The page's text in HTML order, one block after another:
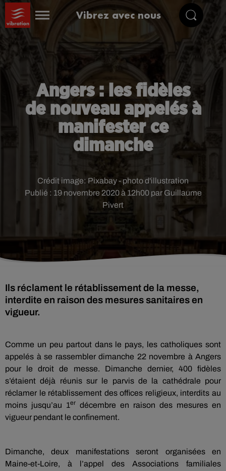
Vibrez avec nous
Angers : les fidèles
de nouveau appelés à
manifester ce
dimanche
Publié : 19 novembre 2020 à 12h00 par Guillaume
Pivert
Crédit image: Pixabay - photo d'illustration
Ils réclament le rétablissement de la messe,
interdite en raison des mesures sanitaires en
vigueur.
Comme un peu partout dans le pays, les catholiques sont
appelés à se rassembler dimanche 22 novembre à Angers
pour le droit de messe. Dimanche dernier, 400 fidèles
s’étaient déjà réunis sur le parvis de la cathédrale pour
réclamer le rétablissement des offices religieux, interdits au
moins jusqu’au 1er décembre en raison des mesures en
vigueur pendant le confinement.
Dimanche, deux manifestations seront organisées en
Maine-et-Loire, à l’appel des Associations familiales